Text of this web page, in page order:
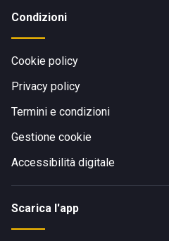
Condizioni
Cookie policy
Privacy policy
Termini e condizioni
Gestione cookie
Accessibilità digitale
Scarica l'app